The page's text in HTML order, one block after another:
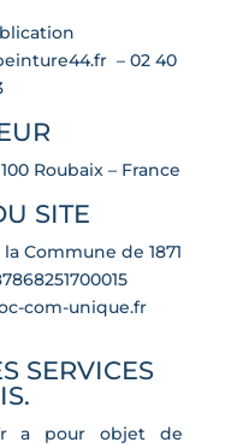
–02 40
Roubaix – France
SITE
la Commune de 1871
com-unique.fr
SERVICES
a pour objet de